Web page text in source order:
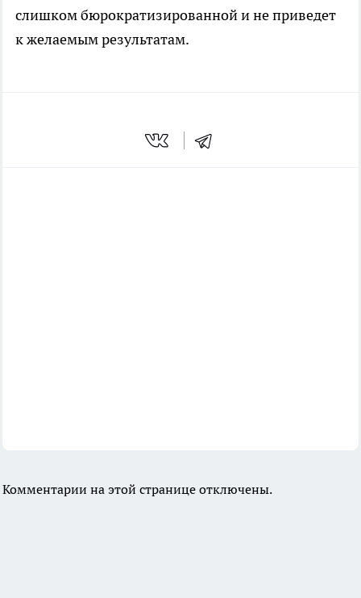
слишком бюрократизированной и не приведет
к желаемым результатам.
Комментарии на этой странице отключены.